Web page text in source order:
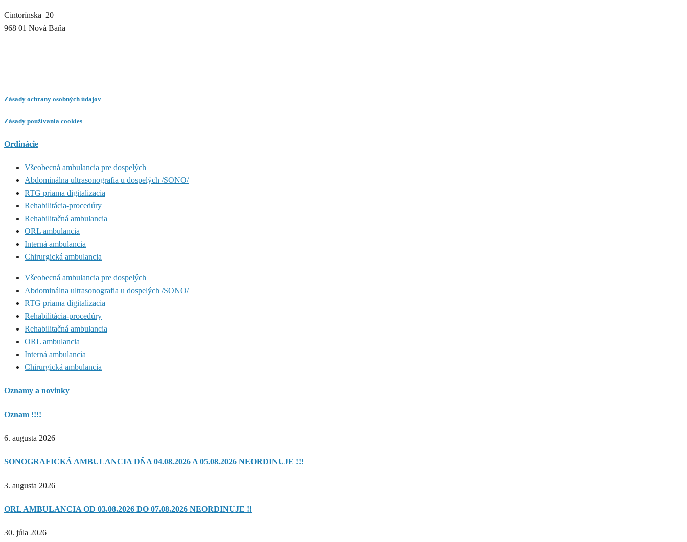
Cintorínska 20
968 01 Nová Baňa
Zásady ochrany osobných údajov
Zásady používania cookies
Ordinácie
Všeobecná ambulancia pre dospelých
Abdominálna ultrasonografia u dospelých /SONO/
RTG priama digitalizacia
Rehabilitácia-procedúry
Rehabilitačná ambulancia
ORL ambulancia
Interná ambulancia
Chirurgická ambulancia
Všeobecná ambulancia pre dospelých
Abdominálna ultrasonografia u dospelých /SONO/
RTG priama digitalizacia
Rehabilitácia-procedúry
Rehabilitačná ambulancia
ORL ambulancia
Interná ambulancia
Chirurgická ambulancia
Oznamy a novinky
Oznam !!!!
6. augusta 2026
SONOGRAFICKÁ AMBULANCIA DŇA 04.08.2026 A 05.08.2026 NEORDINUJE !!!
3. augusta 2026
ORL AMBULANCIA OD 03.08.2026 DO 07.08.2026 NEORDINUJE !!
30. júla 2026